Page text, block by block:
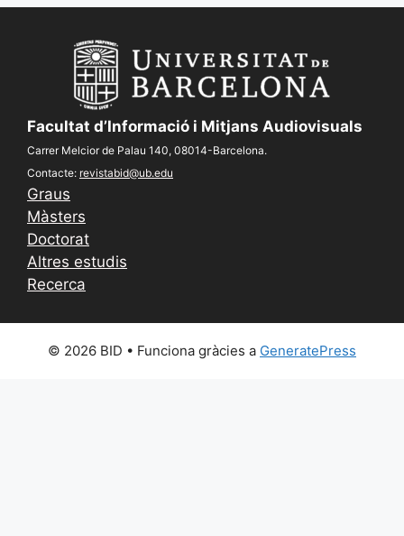
Facultat d’Informació i Mitjans Audiovisuals
Carrer Melcior de Palau 140, 08014-Barcelona.
Contacte: revistabid@ub.edu
Graus
Màsters
Doctorat
Altres estudis
Recerca
© 2026 BID • Funciona gràcies a GeneratePress